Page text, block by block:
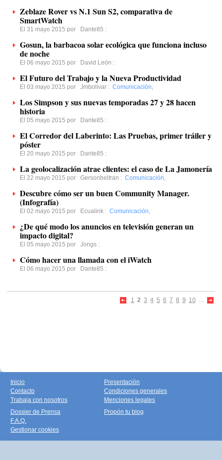
Zeblaze Rover vs N.1 Sun S2, comparativa de
SmartWatch
El 31 mayo 2015 por Dante85 :
Gosun, la barbacoa solar ecológica que funciona incluso
de noche
El 06 mayo 2015 por David León :
El Futuro del Trabajo y la Nueva Productividad
El 03 mayo 2015 por Jmbolivar : Comunicación,
Los Simpson y sus nuevas temporadas 27 y 28 hacen
historia
El 05 mayo 2015 por Dante85 :
El Corredor del Laberinto: Las Pruebas, primer tráiler y
póster
El 20 mayo 2015 por Dante85 :
La geolocalización atrae clientes: el caso de La Jamonería
El 22 mayo 2015 por Gersonbeltran : Comunicación,
Descubre cómo ser un buen Community Manager.
(Infografía)
El 02 mayo 2015 por Ecualink : Comunicación,
¿De qué modo los anuncios en televisión generan un
impacto digital?
El 05 mayo 2015 por Jongs :
Cómo hacer una llamada con el iWatch
El 06 mayo 2015 por Dante85 :
1 2 3 4 5 6 7 8 9 10 ...
Inicio
Contacto
Trabaja con nosotros
Presentación
Condiciones generales
Menciones legales
Dossier de Prensa
F.A.Q.
Gestionar cookies
Propón tu blog